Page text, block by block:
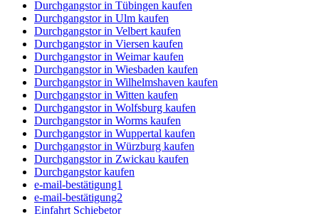
Durchgangstor in Tübingen kaufen
Durchgangstor in Ulm kaufen
Durchgangstor in Velbert kaufen
Durchgangstor in Viersen kaufen
Durchgangstor in Weimar kaufen
Durchgangstor in Wiesbaden kaufen
Durchgangstor in Wilhelmshaven kaufen
Durchgangstor in Witten kaufen
Durchgangstor in Wolfsburg kaufen
Durchgangstor in Worms kaufen
Durchgangstor in Wuppertal kaufen
Durchgangstor in Würzburg kaufen
Durchgangstor in Zwickau kaufen
Durchgangstor kaufen
e-mail-bestätigung1
e-mail-bestätigung2
Einfahrt Schiebetor